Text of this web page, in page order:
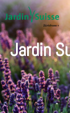
Jardin